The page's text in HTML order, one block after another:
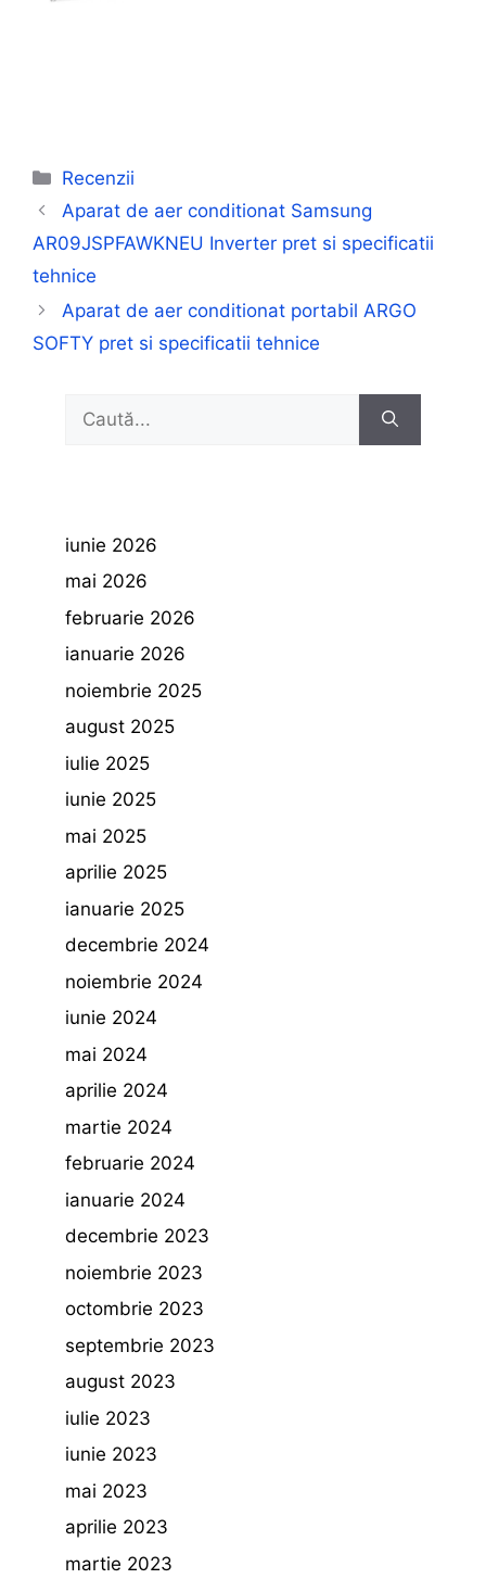
Categorii
Recenzii
Aparat de aer conditionat Samsung
AR09JSPFAWKNEU Inverter pret si specificatii
tehnice
Aparat de aer conditionat portabil ARGO
SOFTY pret si specificatii tehnice
după:
iunie 2026
mai 2026
februarie 2026
ianuarie 2026
noiembrie 2025
august 2025
iulie 2025
iunie 2025
mai 2025
aprilie 2025
ianuarie 2025
decembrie 2024
noiembrie 2024
iunie 2024
mai 2024
aprilie 2024
martie 2024
februarie 2024
ianuarie 2024
decembrie 2023
noiembrie 2023
octombrie 2023
septembrie 2023
august 2023
iulie 2023
iunie 2023
mai 2023
aprilie 2023
martie 2023